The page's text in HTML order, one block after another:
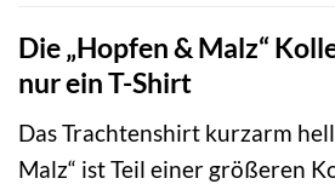
Die „Hopfen & Malz“
nur ein T-Shirt
Das Trachtenshirt kurzarm
Malz“ ist Teil einer größeren